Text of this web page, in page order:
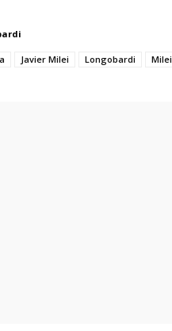
Javier Milei Longobardi Milei